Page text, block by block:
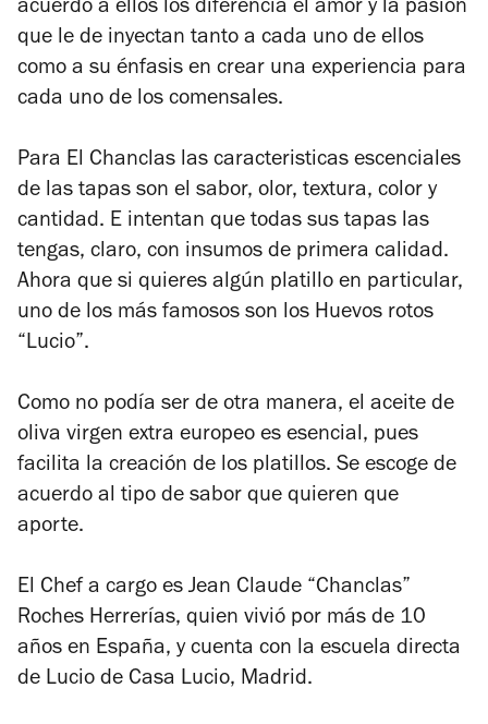
acuerdo a ellos los diferencia el amor y la pasión
que le de inyectan tanto a cada uno de ellos
como a su énfasis en crear una experiencia para
cada uno de los comensales.
Para El Chanclas las caracteristicas escenciales
de las tapas son el sabor, olor, textura, color y
cantidad. E intentan que todas sus tapas las
tengas, claro, con insumos de primera calidad.
Ahora que si quieres algún platillo en particular,
uno de los más famosos son los Huevos rotos
“Lucio”.
Como no podía ser de otra manera, el aceite de
oliva virgen extra europeo es esencial, pues
facilita la creación de los platillos. Se escoge de
acuerdo al tipo de sabor que quieren que
aporte.
El Chef a cargo es Jean Claude “Chanclas”
Roches Herrerías, quien vivió por más de 10
años en España, y cuenta con la escuela directa
de Lucio de Casa Lucio, Madrid.